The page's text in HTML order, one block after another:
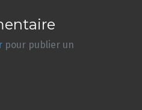
pour publier un